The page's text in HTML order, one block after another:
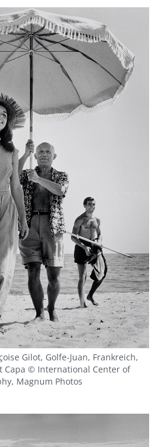
Gilot, Golfe-Juan, Frankreich,
Capa © International Center of
Magnum Photos